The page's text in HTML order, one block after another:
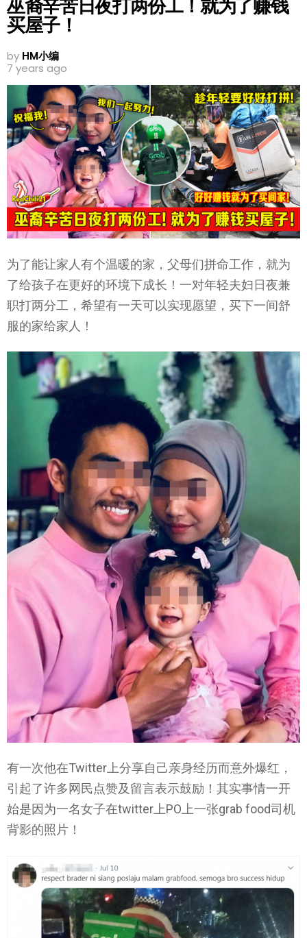
巫裔辛苦日夜打两份工！就为了赚钱
买屋子！
by HM小编
7 years ago
为了能让家人有个温暖的家，父母们拼命工作，就为
了给孩子在更好的环境下成长！一对年轻夫妇日夜兼
职打两分工，希望有一天可以实现愿望，买下一间舒
服的家给家人！
有一次他在Twitter上分享自己亲身经历而意外爆红，
引起了许多网民点赞及留言表示鼓励！其实事情一开
始是因为一名女子在twitter上PO上一张grab food司机
背影的照片！